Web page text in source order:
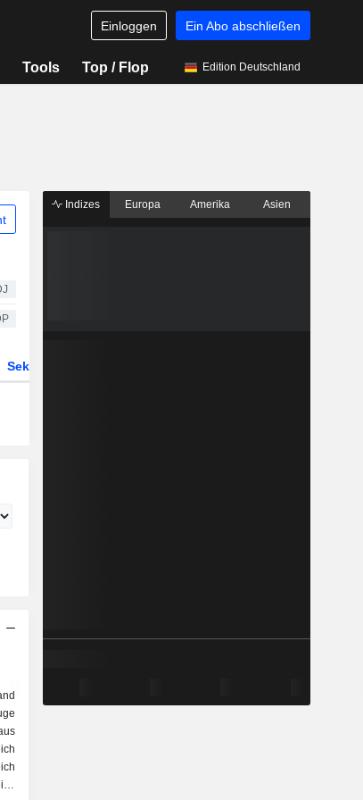
Einloggen Ein Abo abschließen
Tools Top / Flop Edition Deutschland
Sektor
Indizes Europa Amerika Asien